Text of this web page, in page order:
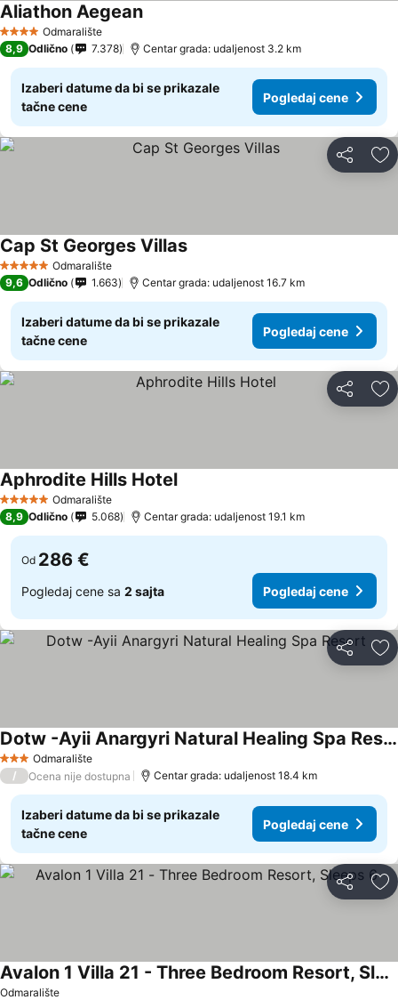
4 ZvezdiceOdmaralište
Aliathon Aegean
8,9 Odlično 7.378 Centar grada: udaljenost 3.2 km
Izaberi datume da bi se prikazale
tačne cene
Pogledaj cene
Deli
5 ZvezdiceOdmaralište
Cap St Georges Villas
9,6 Odlično 1.663 Centar grada: udaljenost 16.7 km
Izaberi datume da bi se prikazale
tačne cene
Pogledaj cene
Deli
5 ZvezdiceOdmaralište
Aphrodite Hills Hotel
8,9 Odlično 5.068 Centar grada: udaljenost 19.1 km
Od 286 €
Pogledaj cene sa 2 sajta Pogledaj cene
Deli
3 ZvezdiceOdmaralište
Dotw -Ayii Anargyri Natural Healing Spa Resort
/ Ocena nije dostupna Centar grada: udaljenost 18.4 km
Izaberi datume da bi se prikazale
tačne cene
Pogledaj cene
Deli
Odmaralište
Avalon 1 Villa 21 - Three Bedroom Resort, Sleeps 6